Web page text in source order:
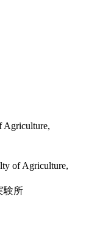
Agriculture,
of Agriculture,
験所